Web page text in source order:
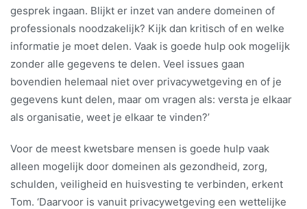
gesprek ingaan. Blijkt er inzet van andere domeinen of
professionals noodzakelijk? Kijk dan kritisch of en welke
informatie je moet delen. Vaak is goede hulp ook mogelijk
zonder alle gegevens te delen. Veel issues gaan
bovendien helemaal niet over privacywetgeving en of je
gegevens kunt delen, maar om vragen als: versta je elkaar
als organisatie, weet je elkaar te vinden?’
Voor de meest kwetsbare mensen is goede hulp vaak
alleen mogelijk door domeinen als gezondheid, zorg,
schulden, veiligheid en huisvesting te verbinden, erkent
Tom. ‘Daarvoor is vanuit privacywetgeving een wettelijke